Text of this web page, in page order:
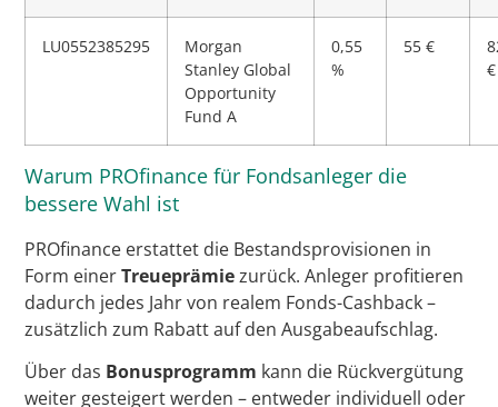
LU0552385295
Morgan
Stanley Global
Opportunity
Fund A
0,55
%
55 €
€
Warum PROfinance für Fondsanleger die
bessere Wahl ist
PROfinance erstattet die Bestandsprovisionen in
Form einerTreueprämiezurück. Anleger profitieren
dadurch jedes Jahr von realem Fonds-Cashback –
zusätzlich zum Rabatt auf den Ausgabeaufschlag.
Über das Bonusprogramm kann die Rückvergütung
weiter gesteigert werden – entweder individuell oder